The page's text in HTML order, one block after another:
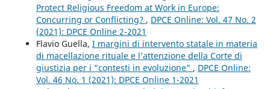
Protect Religious Freedom at Work in Europe:
Concurring or Conflicting? , DPCE Online: Vol. 47 No. 2
(2021): DPCE Online 2-2021
Flavio Guella, I margini di intervento statale in materia
di macellazione rituale e l’attenzione della Corte di
giustizia per i “contesti in evoluzione” , DPCE Online:
Vol. 46 No. 1 (2021): DPCE Online 1-2021